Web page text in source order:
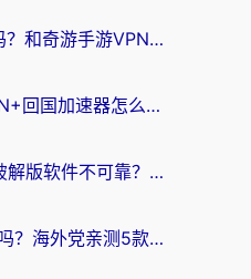
ChickCN VPN好用吗？和奇游手游VPN对比哪个回国效果更好？海外党亲测实用指南
海外党必看：PC VPN+回国加速器怎么选？无缝访问国内资源全攻略
海外党别踩坑！iOS破解版软件不可靠？教你选对回国加速器无缝看国内资源
雷神手游和快喵好用吗？海外党亲测5款回国加速器，附斧牛Bling对比+微信视频号解决办法